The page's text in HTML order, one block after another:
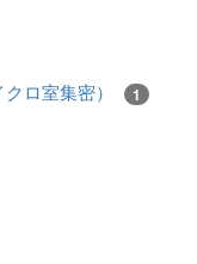
ロ室集密） 1